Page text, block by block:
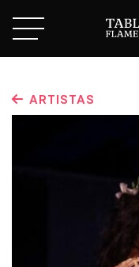
ARTISTAS